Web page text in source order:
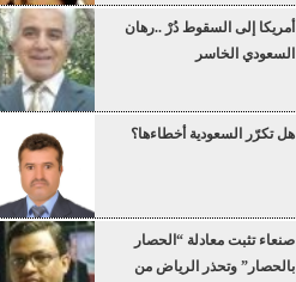
أمريكا إلى السقوط دُرْ ..رهان
السعودي الخاسر
هل تكرّر السعودية أخطاءها؟
صنعاء تثبت معادلة “الحصار
بالحصار” وتحذر الرياض من